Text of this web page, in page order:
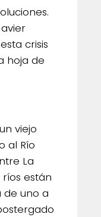
crisis
hoja de
viejo
al Río
La
están
de uno a